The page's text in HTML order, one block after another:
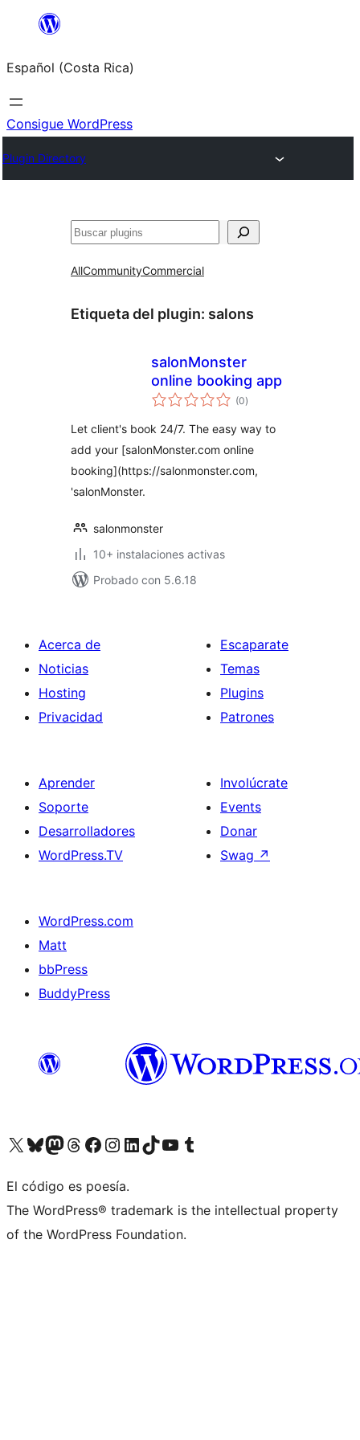
Saltar
contenido
Español (Costa Rica)
Consigue WordPress
Plugin Directory
Buscar
AllCommunityCommercial
Etiqueta del plugin: salons
salonMonster
online booking app
(0total
de
)
Let client's book 24/7. The easy way to
add your [salonMonster.com online
booking](https://salonmonster.com,
'salonMonster.
salonmonster
10+ instalaciones activas
Probado con 5.6.18
Acerca de
Noticias
Hosting
Privacidad
Escaparate
Temas
Plugins
Patrones
Aprender
Soporte
Desarrolladores
WordPress.TV
Involúcrate
Events
Donar
Swag ↗
WordPress.com
Matt
bbPress
BuddyPress
Visit our X (formerly Twitter) account
Visit our Bluesky account
Visita nuestra cuenta de Twitter
Visit our Threads account
Visita nuestra página de Facebook
Visite nuestra cuenta de Instagram
Visit our LinkedIn account
Visit our TikTok account
Visit our YouTube channel
Visit our Tumblr account
El código es poesía.
The WordPress® trademark is the intellectual property
of the WordPress Foundation.